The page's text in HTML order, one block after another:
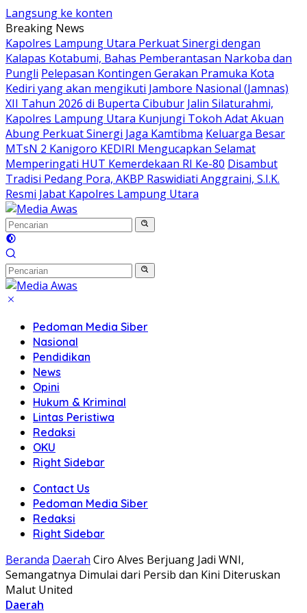
Langsung ke konten
Breaking News
Kapolres Lampung Utara Perkuat Sinergi dengan
Kalapas Kotabumi, Bahas Pemberantasan Narkoba dan
Pungli Pelepasan Kontingen Gerakan Pramuka Kota
Kediri yang akan mengikuti Jambore Nasional (Jamnas)
XII Tahun 2026 di Buperta Cibubur Jalin Silaturahmi,
Kapolres Lampung Utara Kunjungi Tokoh Adat Akuan
Abung Perkuat Sinergi Jaga Kamtibma Keluarga Besar
MTsN 2 Kanigoro KEDIRI Mengucapkan Selamat
Memperingati HUT Kemerdekaan RI Ke-80 Disambut
Tradisi Pedang Pora, AKBP Raswidiati Anggraini, S.I.K.
Resmi Jabat Kapolres Lampung Utara
Pedoman Media Siber
Nasional
Pendidikan
News
Opini
Hukum & Kriminal
Lintas Peristiwa
Redaksi
OKU
Right Sidebar
Contact Us
Pedoman Media Siber
Redaksi
Right Sidebar
Beranda Daerah Ciro Alves Berjuang Jadi WNI,
Semangatnya Dimulai dari Persib dan Kini Diteruskan
Malut United
Daerah